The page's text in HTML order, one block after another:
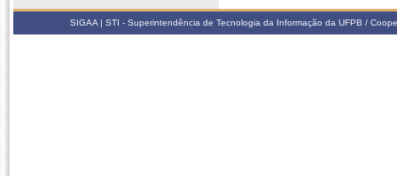
SIGAA | STI - Superintendência de Tecnologia da Informação da UFPB /